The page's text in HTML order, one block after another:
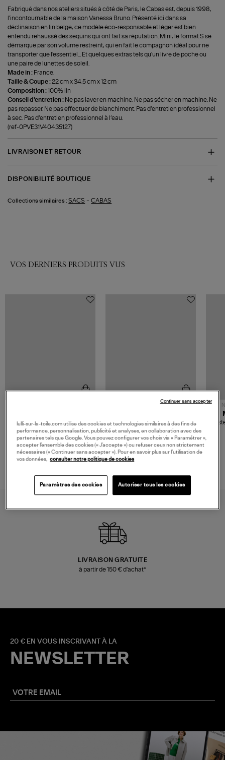
Fabriqué dans nos ateliers situés à côté de Paris, le Cabas est, depuis 1998,
l'incontournable de la maison Vanessa Bruno. Présenté ici dans sa
déclinaison en lin belge, ce modèle éco-responsable et léger est bien
entendu rehaussé des sequins qui ont fait sa réputation. Mini, le format S se
démarque par son volume restreint, qui en fait le compagnon idéal pour ne
transporter que l'essentiel... Et quelques extras tels qu'un livre de poche ou
une paire de lunettes de soleil.
Made in : France.
Taille & Coupe :22 cm x 34.5 cm x 12 cm
Composition :100% lin
Conseil d'entretien : Ne pas laver en machine. Ne pas sécher en machine. Ne
pas repasser. Ne pas effectuer de blanchiment. Pas d’entretien professionnel
à sec. Pas d’entretien professionnel à l’eau.
(ref-0PVE31V40435127)
LIVRAISON ET RETOUR
DISPONIBILITÉ BOUTIQUE
Collections similaires : SACS -CABAS
VOS DERNIERS PRODUITS VUS
480,00 €
Sac Bobi S Cuir Lamé
Champagne
NOUVELLE COLLECTION
189,00 €
Mocassins Killian Sport
Mousse
LIVRAISON GRATUITE
à partir de 150 € d'achat*
20 € EN VOUS INSCRIVANT À LA
NEWSLETTER
lulli-sur-la-toile.com utilise des cookies et technologies similaires à des fins de
performance, personnalisation, publicité et analyses, en collaboration avec des
partenaires tels que Google. Vous pouvez configurer vos choix via « Paramétrer »,
accepter l’ensemble des cookies (« J’accepte ») ou refuser ceux non strictement
nécessaires (« Continuer sans accepter »). Pour en savoir plus sur l’utilisation de
vos données, consulter notre politique de cookies
Paramètres des cookies Autoriser tous les cookies
Continuer sans accepter